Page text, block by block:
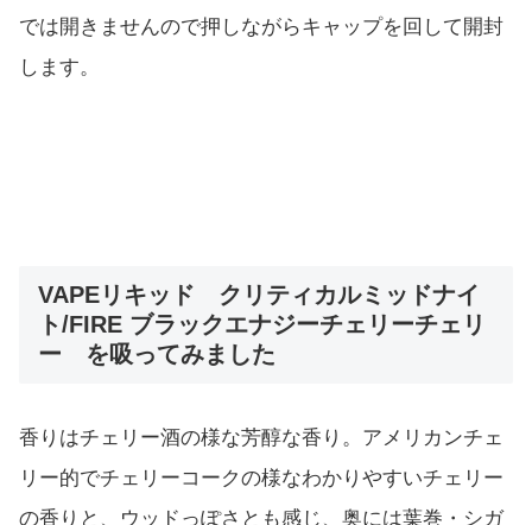
では開きませんので押しながらキャップを回して開封
します。
VAPEリキッド クリティカルミッドナイ
ト/FIRE ブラックエナジーチェリーチェリ
ー を吸ってみました
香りはチェリー酒の様な芳醇な香り。アメリカンチェ
リー的でチェリーコークの様なわかりやすいチェリー
の香りと、ウッドっぽさとも感じ、奥には葉巻・シガ